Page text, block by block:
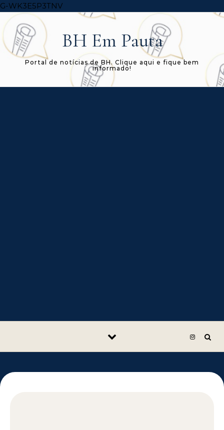
G-WK3E5P3TNVSkip to content
BH Em Pauta
Portal de notícias de BH. Clique aqui e fique bem
informado!